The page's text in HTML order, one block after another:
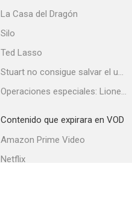
La Casa del Dragón
Silo
Ted Lasso
Stuart no consigue salvar el universo
Operaciones especiales: Lioness
Contenido que expirara en VOD
Amazon Prime Video
Netflix